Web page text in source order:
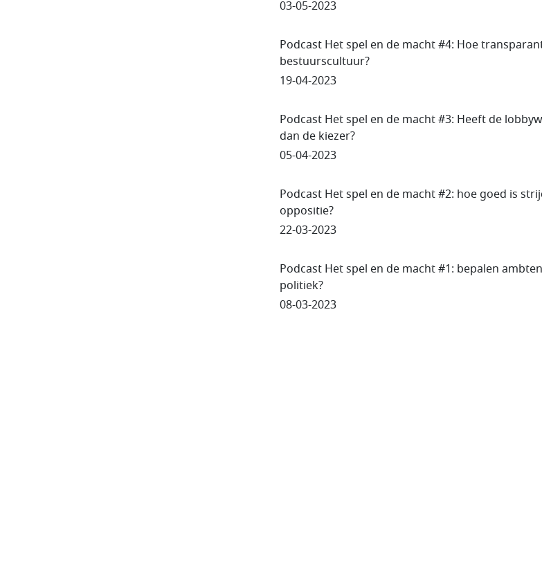
03-05-2023
Podcast Het spel en de macht #4: Hoe
bestuurscultuur?
19-04-2023
Podcast Het spel en de macht #3: Heeft de
dan de kiezer?
05-04-2023
Podcast Het spel en de macht #2: hoe goed is
oppositie?
22-03-2023
Podcast Het spel en de macht #1: bepalen
politiek?
08-03-2023